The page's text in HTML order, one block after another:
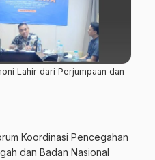
Lahir dari Perjumpaan dan
Koordinasi Pencegahan
dan Badan Nasional